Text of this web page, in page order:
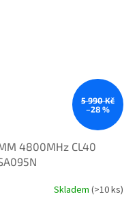
5 990 Kč
–28 %
4800MHz CL40
Skladem (>10 ks)